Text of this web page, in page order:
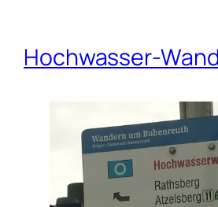
Hochwasser-